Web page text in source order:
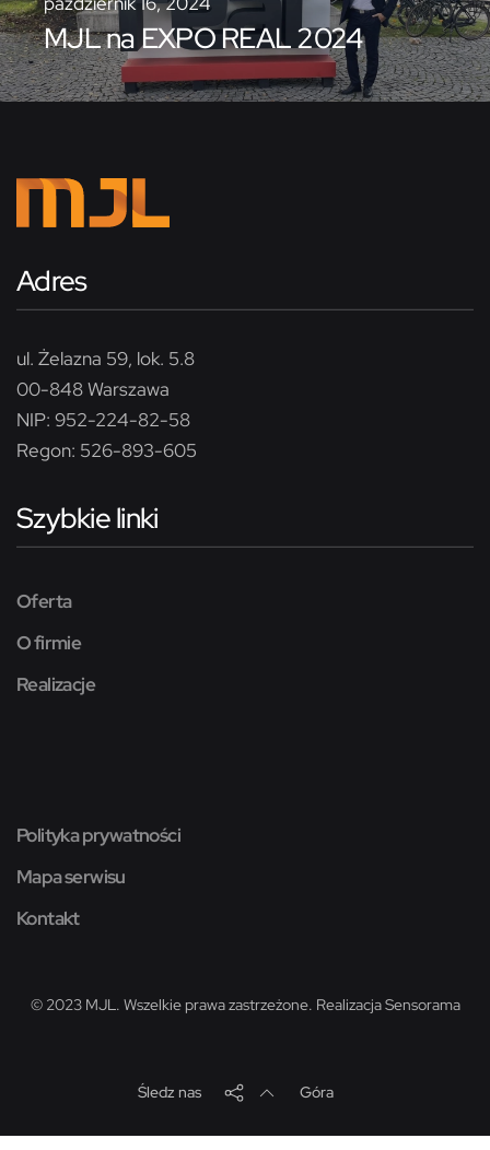
MJL na EXPO REAL 2024
Adres
ul. Żelazna 59, lok. 5.8
00-848 Warszawa
NIP: 952-224-82-58
Regon: 526-893-605
Szybkie linki
Oferta
O firmie
Realizacje
Polityka prywatności
Mapa serwisu
Kontakt
Góra
© 2023 MJL. Wszelkie prawa zastrzeżone. RealizacjaSensorama
Śledz nas